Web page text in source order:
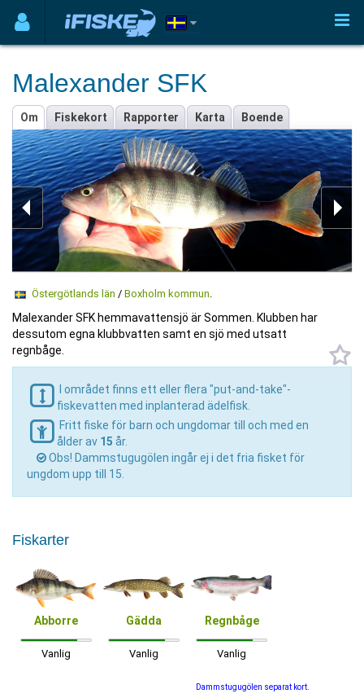
Malexander SFK
Om Fiskekort Rapporter Karta Boende
Östergötlands län / Boxholm kommun.
Malexander SFK hemmavattensjö är Sommen. Klubben har
dessutom egna klubbvatten samt en sjö med utsatt
regnbåge.
I området finns ett eller flera "put-and-take"-
fiskevatten med inplanterad ädelfisk.
Fritt fiske för barn och ungdomar till och med en
ålder av 15 år.
Obs! Dammstugugölen ingår ej i det fria fisket för
ungdom upp till 15.
Fiskarter
Abborre
Vanlig
Gädda
Vanlig
Regnbåge
Vanlig
Dammstugugölen separat kort.